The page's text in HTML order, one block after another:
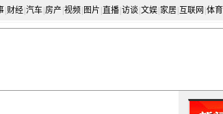
|财经|汽车|房产|视频|图片| 直播|访谈|文娱|家居| 互联网 |体育